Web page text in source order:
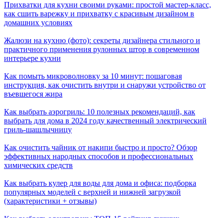
Прихватки для кухни своими руками: простой мастер-класс,
как сшить варежку и прихватку с красивым дизайном в
домашних условиях
Жалюзи на кухню (фото): секреты дизайнера стильного и
практичного применения рулонных штор в современном
интерьере кухни
Как помыть микроволновку за 10 минут: пошаговая
инструкция, как очистить внутри и снаружи устройство от
въевшегося жира
Как выбрать аэрогриль: 10 полезных рекомендаций, как
выбрать для дома в 2024 году качественный электрический
гриль-шашлычницу
Как очистить чайник от накипи быстро и просто? Обзор
эффективных народных способов и профессиональных
химических средств
Как выбрать кулер для воды для дома и офиса: подборка
популярных моделей с верхней и нижней загрузкой
(характеристики + отзывы)